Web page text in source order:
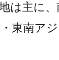
は主に、
東南ア